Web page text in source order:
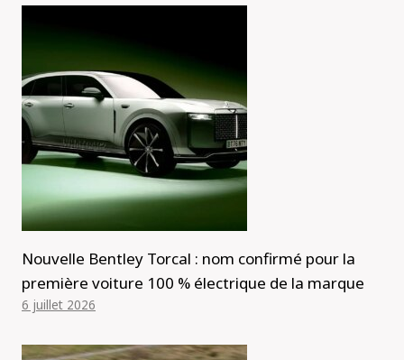
Nouvelle Bentley Torcal : nom confirmé pour la
première voiture 100 % électrique de la marque
6 juillet 2026